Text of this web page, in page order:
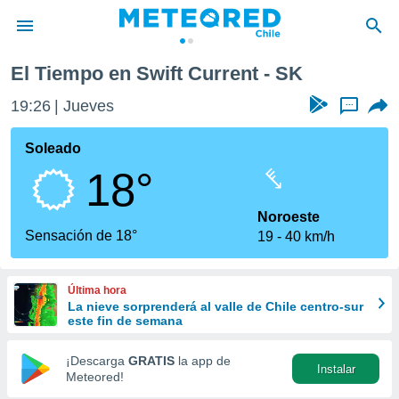
de
por
que se
calidad.
a este
las
y
forma
digital
basada
El Tiempo en Swift Current - SK
19:26 Jueves ...
Soleado
18°
Sensación de 18°
Noroeste
19
40 km/h
Última hora
La nieve sorprenderá al valle de Chile centro-sur
este fin de semana
¡Descarga GRATIS la app de
Meteored!
Instalar